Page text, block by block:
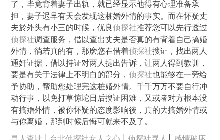
了，毕竟背着妻子出轨，就已经显示他得有心理准备承
担，妻子迟早有天会发现这桩婚外情的事实。而在怀疑丈
夫於外头有小三的时候，优良侦探社推荐您可以先行透过
侦探社调查服务，借以查出丈夫是否真的有背着自己搞婚
外情，徜若真的有，那麽您在借着侦探社搜证，找出两人
通奸证据，借以持证对两人提出告诉，让两人得到教训，
要是有关于法律上不明白的部分，侦探社也能够在一旁给
予协助，帮助您处理完这桩婚外情。千千万万不要自行冲
动行事，以免打草惊蛇日后搜证困难，又或者对方根本没
有搞婚外情，被你怀疑的态度影响後，真的大搞婚外情或
与你离婚，那到时候后悔可就来不及了。
寻人查址
台北侦探社女人之心 │侦探社寻人
感情破坏